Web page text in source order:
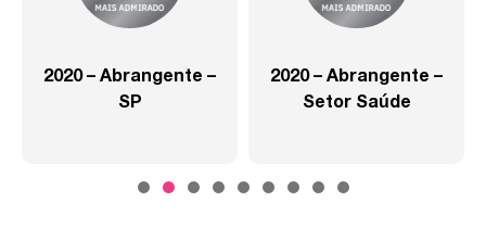
2020 – Abrangente –
SP
2020 – Abrangente –
Setor Saúde